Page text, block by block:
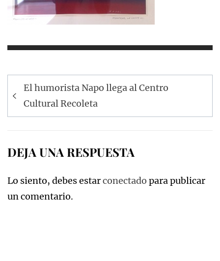
Navegación
de
entradas
El humorista Napo llega al Centro
Cultural Recoleta
DEJA UNA RESPUESTA
Lo siento, debes estarconectado para publicar
un comentario.